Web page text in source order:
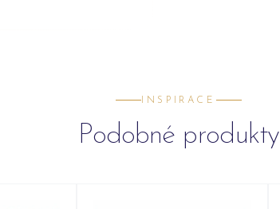
INSPIRACE
Podobné produkty